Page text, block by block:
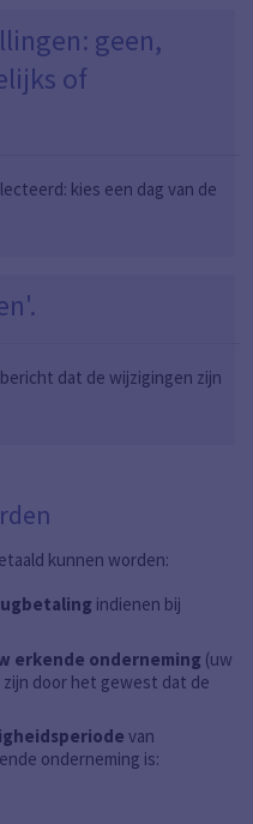
geen,
of
kies een dag van de
dat de wijzigingen zijn
kunnen worden:
indienen bij
erkende onderneming (uw
door het gewest dat de
van
onderneming is: